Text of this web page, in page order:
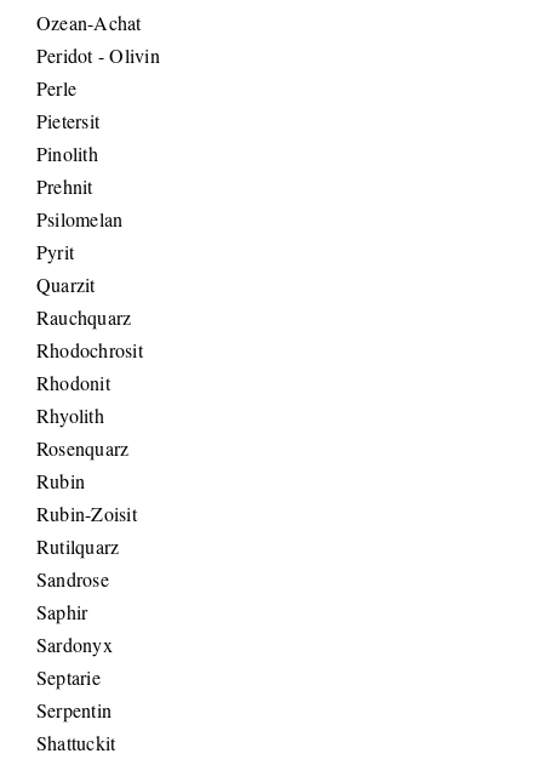
Ozean-Achat
Peridot - Olivin
Perle
Pietersit
Pinolith
Prehnit
Psilomelan
Pyrit
Quarzit
Rauchquarz
Rhodochrosit
Rhodonit
Rhyolith
Rosenquarz
Rubin
Rubin-Zoisit
Rutilquarz
Sandrose
Saphir
Sardonyx
Septarie
Serpentin
Shattuckit